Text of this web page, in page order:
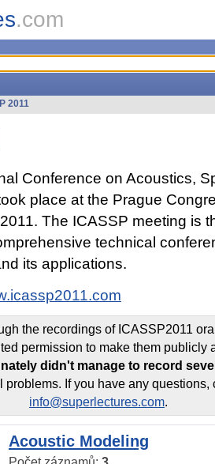
.com
2011
Conference on Acoustics,
place at the Prague
The ICASSP meeting is
technical
its applications.
the recordings of ICASSP2011
permission to make them publicly
didn't manage to record
problems. If you have any questions,
info@superlectures.com.
Acoustic Modeling